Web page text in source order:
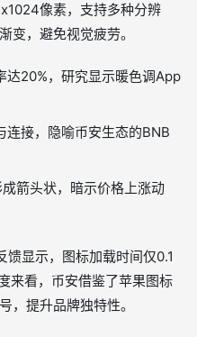
像素，支持多种分辨
变，避免视觉疲劳。
达20%，研究显示暖色调App
连接，隐喻币安生态的BNB
箭头状，暗示价格上涨动
显示，图标加载时间仅0.1
来看，币安借鉴了苹果图标
，提升品牌独特性。